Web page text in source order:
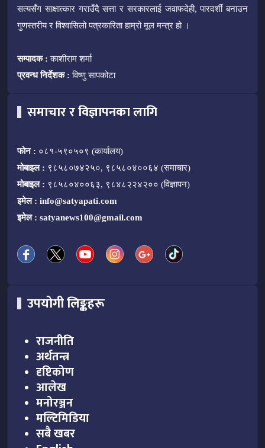
सत्यसँग साक्षात्कार गराउँदै सत्ता र सरकारलाई जवाफदेही, पारदर्शी बनाउन
गुणस्तरीय र विश्वासिलो पत्रकारिता हाम्रो मूल मन्त्र हो ।
सम्पादक : काशीराम शर्मा
प्रवन्ध निर्देशक : विष्णु सापकोटा
समाचार र विज्ञापनका लागि
फोन : ०८१-५९०५०९ (कार्यालय)
मोबाइल : ९८५८०७४२५०, ९८५८०४००६४ (समाचार)
मोबाइल : ९८५८०४००६३, ९८४८२२४२०० (विज्ञापन)
इमेल : info@satyapati.com
इमेल : satyanews100@gmail.com
उपयोगी लिङ्कहरू
राजनीति
अर्थतन्त्र
दृष्टिकोण
आलेख
मनोरञ्जन
मल्टिमिडिया
सबै खबर